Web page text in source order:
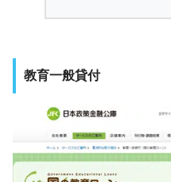
教育一般貸付